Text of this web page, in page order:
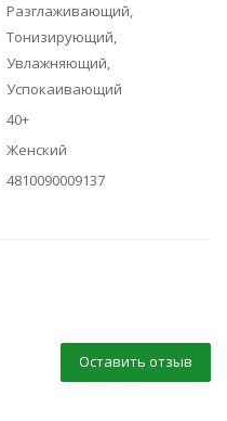
Разглаживающий,
Тонизирующий,
Увлажняющий,
Успокаивающий
40+
Женский
4810090009137
Оставить отзыв